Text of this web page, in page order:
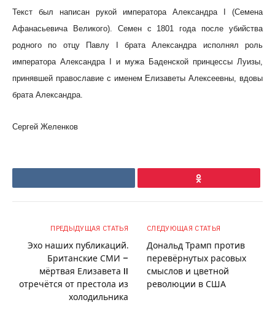
Текст был написан рукой императора Александра I (Семена
Афанасьевича Великого). Семен с 1801 года после убийства
родного по отцу Павлу I брата Александра исполнял роль
императора Александра I и мужа Баденской принцессы Луизы,
принявшей православие с именем Елизаветы Алексеевны, вдовы
брата Александра.
Сергей Желенков
Ok
ПРЕДЫДУЩАЯ СТАТЬЯ
Эхо наших публикаций.
Британские СМИ –
мёртвая Елизавета II
отречётся от престола из
холодильника
СЛЕДУЮЩАЯ СТАТЬЯ
Дональд Трамп против
перевёрнутых расовых
смыслов и цветной
революции в США